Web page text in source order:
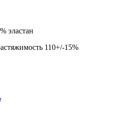
эластан
110+/-15%